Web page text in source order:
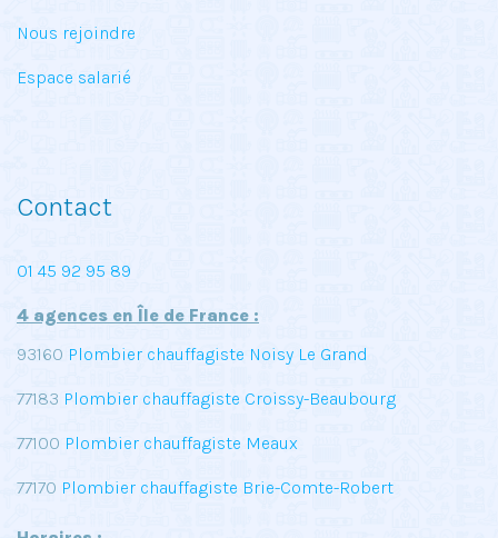
Nous rejoindre
Espace salarié
Contact
01 45 92 95 89
4 agences en Île de France :
93160 Plombier chauffagiste Noisy Le Grand
77183 Plombier chauffagiste Croissy-Beaubourg
77100 Plombier chauffagiste Meaux
77170 Plombier chauffagiste Brie-Comte-Robert